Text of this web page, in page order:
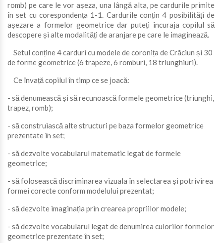
romb) pe care le vor așeza, una lângă alta, pe cardurile primite
în set cu corespondența 1-1. Cardurile conțin 4 posibilități de
așezare a formelor geometrice dar puteți încuraja copilul să
descopere și alte modalități de aranjare pe care le imaginează.
Setul conține 4 carduri cu modele de coronița de Crăciun și 30
de forme geometrice (6 trapeze, 6 romburi, 18 triunghiuri).
Ce învață copilul în timp ce se joacă:
- să denumească și să recunoască formele geometrice (triunghi,
trapez, romb);
- să construiască alte structuri pe baza formelor geometrice
prezentate în set;
- să dezvolte vocabularul matematic legat de formele
geometrice;
- să folosească discriminarea vizuala în selectarea și potrivirea
formei corecte conform modelului prezentat;
- să dezvolte imaginația prin crearea propriilor modele;
- să dezvolte vocabularul legat de denumirea culorilor formelor
geometrice prezentate în set;